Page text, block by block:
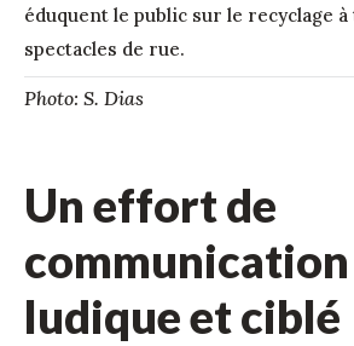
éduquent le public sur le recyclage
spectacles de rue.
Photo: S. Dias
Un effort de
communication
ludique et ciblé